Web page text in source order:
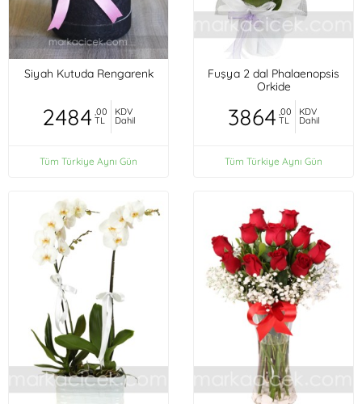
Siyah Kutuda Rengarenk
2484 ,00
TL
KDV
Dahil
Tüm Türkiye Aynı Gün
Fuşya 2 dal Phalaenopsis
Orkide
3864 ,00
TL
KDV
Dahil
Tüm Türkiye Aynı Gün